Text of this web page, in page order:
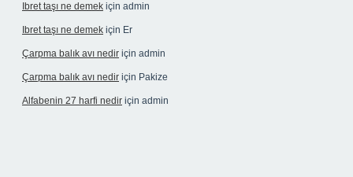
Ibret taşı ne demek için admin
Ibret taşı ne demek için Er
Çarpma balık avı nedir için admin
Çarpma balık avı nedir için Pakize
Alfabenin 27 harfi nedir için admin